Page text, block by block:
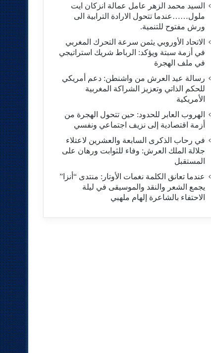
السيد محمد الزهر عامل عمالة انزكان ايت
ملول……عندما تتحول الارادة الترابية الى
ورش مفتوح للتنمية.
الاتحاد الأوروبي يثمن سرعة التحرك المغربي
في أزمة سبتة ويؤكد: الرباط شريك استراتيجي
في ملف الهجرة
رسالة عيد العرش من واشنطن: دعم أمريكي
للحكم الذاتي وتعزيز الشراكة المغربية
الأمريكية
​الهروب العابر للحدود: حين تتحول الهجرة من
أزمة اقتصادية إلى نزيف اجتماعي ونفسي
في رحاب الذكرى السابعة والعشرين لاعتلاء
جلالة الملك العرش: وفاء للثوابت ورهان على
المستقبل
​عندما تعانق الكلمة نغمات الأوتار: منتدى “أنزا”
يجمع الشعر والنقد والموسيقى في ليلة
الاحتفاء بالشاعرة إلهام ملهبي